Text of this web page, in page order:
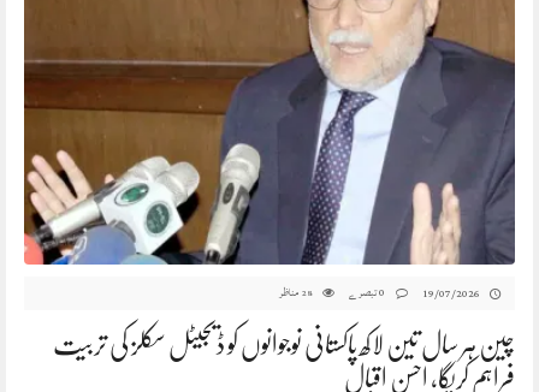
19/07/2026
28 مناظر
چین ہر سال تین لاکھ پاکستانی نوجوانوں کو ڈیجیٹل سکلز کی تربیت
فراہم کریگا، احسن اقبال